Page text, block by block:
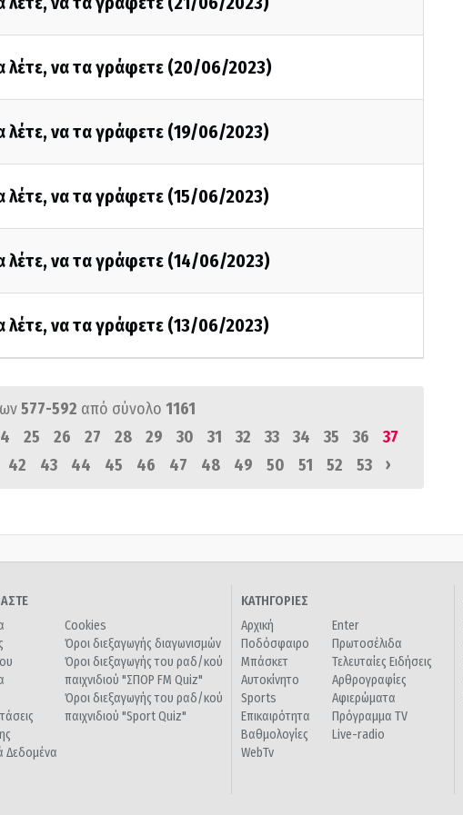
λέτε, να τα γράφετε (20/06/2023)
λέτε, να τα γράφετε (19/06/2023)
λέτε, να τα γράφετε (15/06/2023)
λέτε, να τα γράφετε (14/06/2023)
λέτε, να τα γράφετε (13/06/2023)
577-592 από σύνολο 1161
25 26 27 28 29 30 31 32 33 34 35 36
37
42 43 44 45 46 47 48 49 50 51 52 53 ›
Δεδομένα
Cookies
Όροι διεξαγωγής διαγωνισμών
Όροι διεξαγωγής του ραδ/κού
παιχνιδιού "ΣΠΟΡ FM Quiz"
Όροι διεξαγωγής του ραδ/κού
παιχνιδιού "Sport Quiz"
ΚΑΤΗΓΟΡΙΕΣ
Αρχική
Ποδόσφαιρο
Μπάσκετ
Αυτοκίνητο
Sports
Επικαιρότητα
Βαθμολογίες
WebTv
Enter
Πρωτοσέλιδα
Τελευταίες Ειδήσεις
Αρθρογραφίες
Αφιερώματα
Πρόγραμμα TV
Live-radio